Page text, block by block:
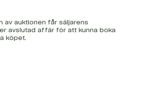
av auktionen får säljarens
avslutad affär för att kunna boka
köpet.